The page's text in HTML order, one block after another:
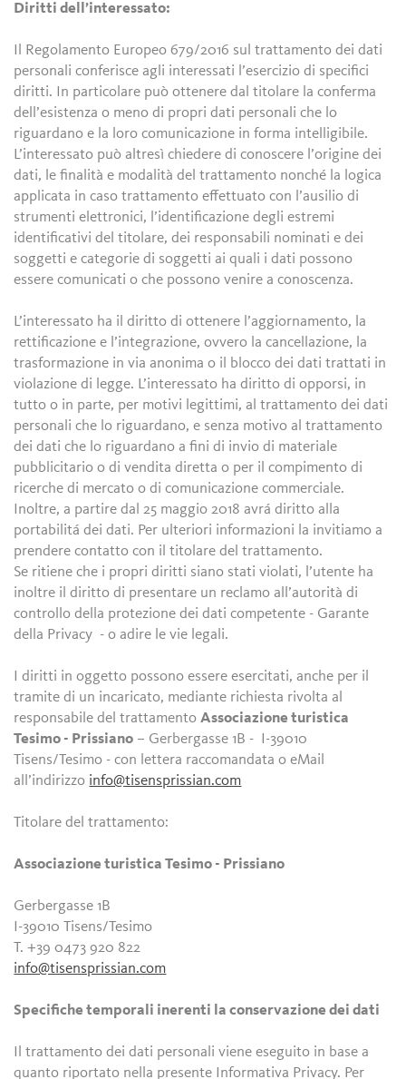
Diritti dell’interessato:
Il Regolamento Europeo 679/2016 sul trattamento dei dati
personali conferisce agli interessati l’esercizio di specifici
diritti. In particolare può ottenere dal titolare la conferma
dell’esistenza o meno di propri dati personali che lo
riguardano e la loro comunicazione in forma intelligibile.
L’interessato può altresì chiedere di conoscere l’origine dei
dati, le finalità e modalità del trattamento nonché la logica
applicata in caso trattamento effettuato con l’ausilio di
strumenti elettronici, l’identificazione degli estremi
identificativi del titolare, dei responsabili nominati e dei
soggetti e categorie di soggetti ai quali i dati possono
essere comunicati o che possono venire a conoscenza.
L’interessato ha il diritto di ottenere l’aggiornamento, la
rettificazione e l’integrazione, ovvero la cancellazione, la
trasformazione in via anonima o il blocco dei dati trattati in
violazione di legge. L’interessato ha diritto di opporsi, in
tutto o in parte, per motivi legittimi, al trattamento dei dati
personali che lo riguardano, e senza motivo al trattamento
dei dati che lo riguardano a fini di invio di materiale
pubblicitario o di vendita diretta o per il compimento di
ricerche di mercato o di comunicazione commerciale.
Inoltre, a partire dal 25 maggio 2018 avrá diritto alla
portabilitá dei dati. Per ulteriori informazioni la invitiamo a
prendere contatto con il titolare del trattamento.
Se ritiene che i propri diritti siano stati violati, l’utente ha
inoltre il diritto di presentare un reclamo all’autorità di
controllo della protezione dei dati competente - Garante
della Privacy - o adire le vie legali.
I diritti in oggetto possono essere esercitati, anche per il
tramite di un incaricato, mediante richiesta rivolta al
responsabile del trattamentoAssociazione turistica
Tesimo - Prissiano – Gerbergasse 1B - I-39010
Tisens/Tesimo - con lettera raccomandata o eMail
all’indirizzo info@tisensprissian.com
Titolare del trattamento:
Associazione turistica Tesimo - Prissiano
Gerbergasse 1B
I-39010 Tisens/Tesimo
T. +39 0473 920 822
info@tisensprissian.com
Specifiche temporali inerenti la conservazione dei dati
Il trattamento dei dati personali viene eseguito in base a
quanto riportato nella presente Informativa Privacy. Per